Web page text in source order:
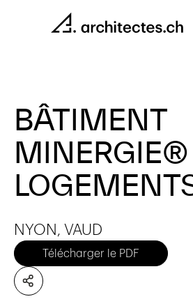
BÂTIMENT
MINERGIE®
NYON, VAUD
Télécharger le PDF